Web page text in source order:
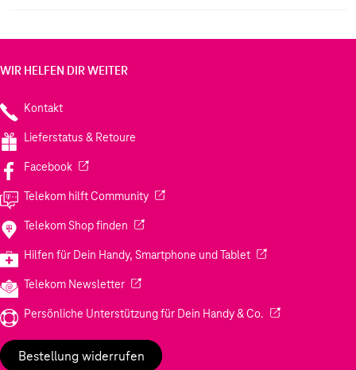
WIR HELFEN DIR WEITER
Kontakt
Lieferstatus & Retoure
Facebook(Wird in einem neuen Tab geöffnet)
Telekom hilft Community(Wird in einem neuen Tab geöffnet)
Telekom Shop finden (Wird in einem neuen Tab geöffnet)
Hilfen für Dein Handy, Smartphone und Tablet(Wird in einem
Telekom Newsletter(Wird in einem neuen Tab geöffnet)
Persönliche Unterstützung für Dein Handy & Co. (Wird in einem
Bestellung widerrufen